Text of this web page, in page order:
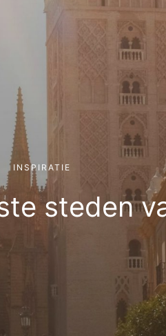
INSPIRATIE
steden